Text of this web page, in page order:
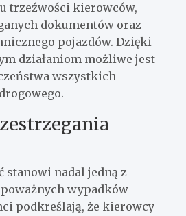
trzeźwości kierowców,
dokumentów oraz
pojazdów. Dzięki
działaniom możliwe jest
wszystkich
stanowi nadal jedną z
wypadków
podkreślają, że kierowcy